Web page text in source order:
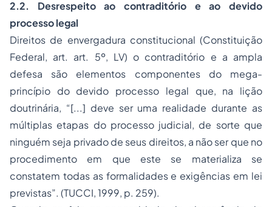
2.2. Desrespeito ao contraditório e ao devido
processo legal
Direitos de envergadura constitucional (Constituição
Federal, art. art. 5º, LV) o contraditório e a ampla
defesa são elementos componentes do mega-
princípio do devido processo legal que, na lição
doutrinária, “[...] deve ser uma realidade durante as
múltiplas etapas do processo judicial, de sorte que
ninguém seja privado de seus direitos, a não ser que no
procedimento em que este se materializa se
constatem todas as formalidades e exigências em lei
previstas”. (TUCCI, 1999, p. 259).